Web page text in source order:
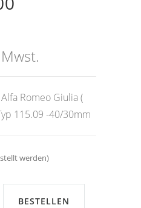
Romeo Giulia (
115.09 -40/30mm
werden)
BESTELLEN